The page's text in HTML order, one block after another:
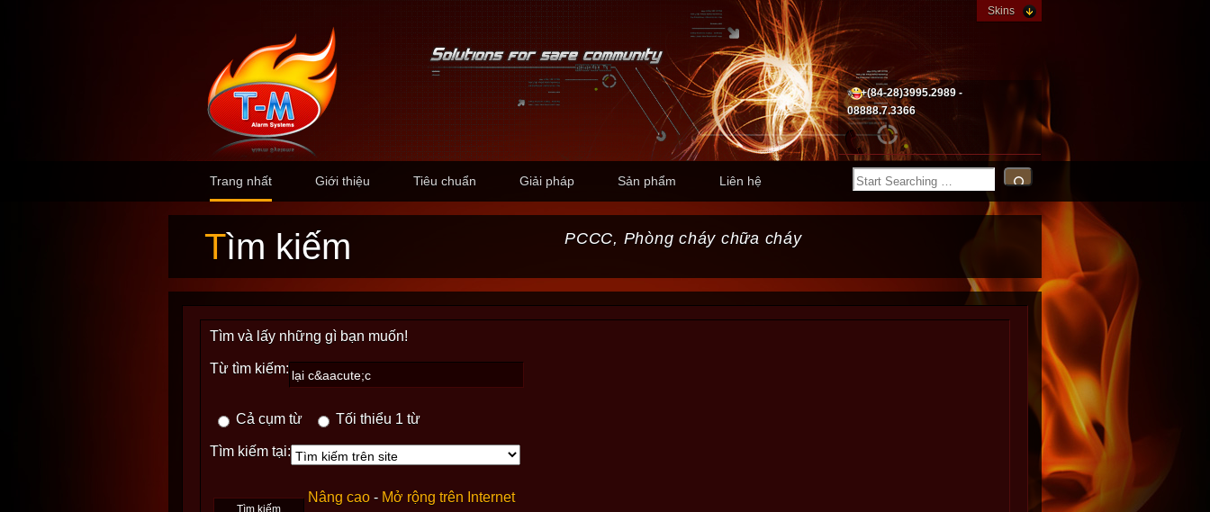
Skins
+(84-28)3995.2989 -
08888.7.3366
Trang nhất Giới thiệu Tiêu chuẩn Giải pháp Sản phẩm Liên hệ
Tìm kiếm PCCC, Phòng cháy chữa cháy
Tìm và lấy những gì bạn muốn!
Từ tìm kiếm:
Cả cụm từ Tối thiểu 1 từ
Tìm kiếm tại:
Nâng cao - Mở rộng trên Internet